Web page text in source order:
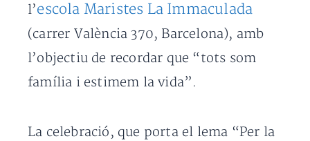
l’escola Maristes La Immaculada
(carrer València 370, Barcelona), amb
l’objectiu de recordar que “tots som
família i estimem la vida”.
La celebració, que porta el lema “Per la